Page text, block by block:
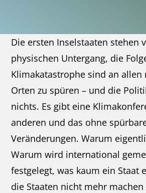
Die ersten Inselstaaten stehen
physischen Untergang, die
Klimakatastrophe sind an allen
Orten zu spüren – und die
nichts. Es gibt eine
anderen und das ohne
Veränderungen. Warum
Warum wird international
festgelegt, was kaum ein Staat
die Staaten nicht mehr